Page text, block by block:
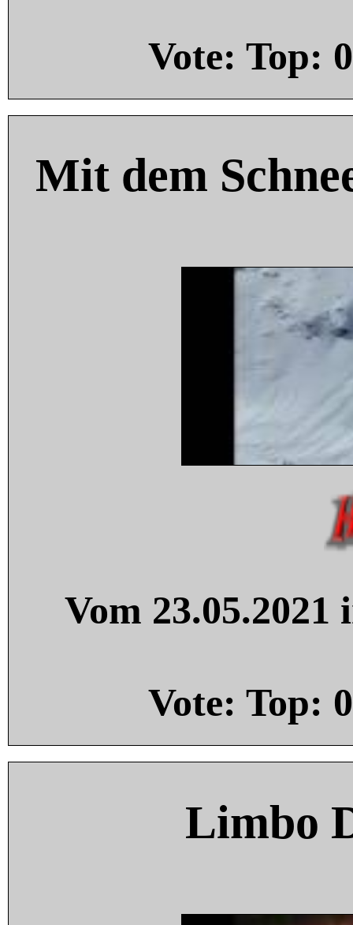
Vote: Top: 0
Mit dem
Vom
Vote: Top: 0
Limbo